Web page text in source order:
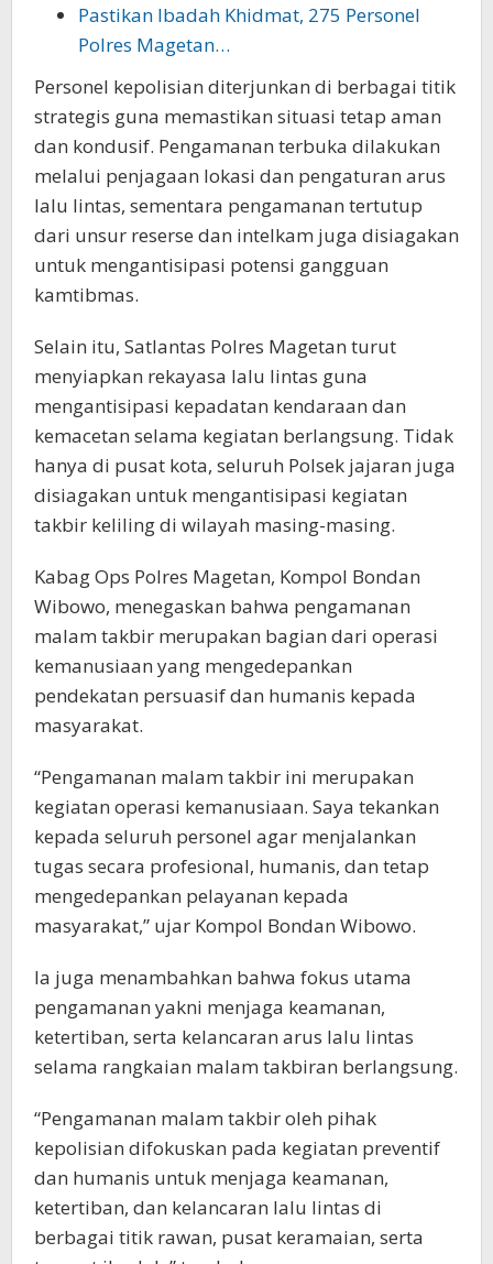
Pastikan Ibadah Khidmat, 275 Personel
Polres Magetan…
Personel kepolisian diterjunkan di berbagai titik
strategis guna memastikan situasi tetap aman
dan kondusif. Pengamanan terbuka dilakukan
melalui penjagaan lokasi dan pengaturan arus
lalu lintas, sementara pengamanan tertutup
dari unsur reserse dan intelkam juga disiagakan
untuk mengantisipasi potensi gangguan
kamtibmas.
Selain itu, Satlantas Polres Magetan turut
menyiapkan rekayasa lalu lintas guna
mengantisipasi kepadatan kendaraan dan
kemacetan selama kegiatan berlangsung. Tidak
hanya di pusat kota, seluruh Polsek jajaran juga
disiagakan untuk mengantisipasi kegiatan
takbir keliling di wilayah masing-masing.
Kabag Ops Polres Magetan, Kompol Bondan
Wibowo, menegaskan bahwa pengamanan
malam takbir merupakan bagian dari operasi
kemanusiaan yang mengedepankan
pendekatan persuasif dan humanis kepada
masyarakat.
“Pengamanan malam takbir ini merupakan
kegiatan operasi kemanusiaan. Saya tekankan
kepada seluruh personel agar menjalankan
tugas secara profesional, humanis, dan tetap
mengedepankan pelayanan kepada
masyarakat,” ujar Kompol Bondan Wibowo.
Ia juga menambahkan bahwa fokus utama
pengamanan yakni menjaga keamanan,
ketertiban, serta kelancaran arus lalu lintas
selama rangkaian malam takbiran berlangsung.
“Pengamanan malam takbir oleh pihak
kepolisian difokuskan pada kegiatan preventif
dan humanis untuk menjaga keamanan,
ketertiban, dan kelancaran lalu lintas di
berbagai titik rawan, pusat keramaian, serta